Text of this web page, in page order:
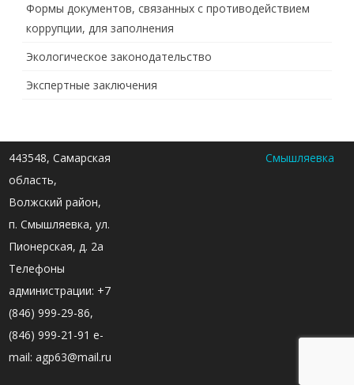
Формы документов, связанных с противодействием
коррупции, для заполнения
Экологическое законодательство
Экспертные заключения
443548, Самарская
область,
Волжский район,
п. Смышляевка, ул.
Пионерская, д. 2а
Телефоны
администрации: +7
(846) 999-29-86,
(846) 999-21-91 e-
mail: agp63@mail.ru
Смышляевка